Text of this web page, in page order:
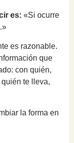
es: «Si ocurre
es razonable.
que
con quién,
te lleva,
la forma en